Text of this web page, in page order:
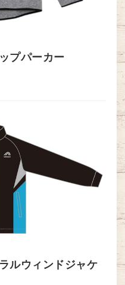
プパーカー
ルウィンドジャケ